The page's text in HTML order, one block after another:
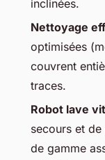
inclinées.
Nettoyage
optimisées
couvrent
traces.
Robot lave
secours et
de gamme